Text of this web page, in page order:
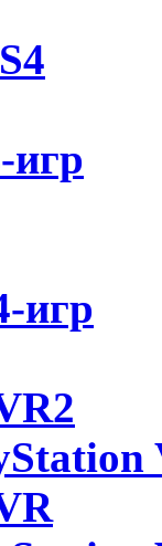
игр
игр